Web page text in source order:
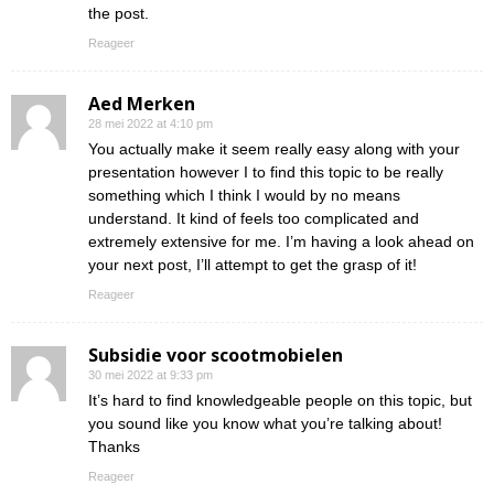
the post.
Reageer
Aed Merken
28 mei 2022 at 4:10 pm
You actually make it seem really easy along with your
presentation however I to find this topic to be really
something which I think I would by no means
understand. It kind of feels too complicated and
extremely extensive for me. I’m having a look ahead on
your next post, I’ll attempt to get the grasp of it!
Reageer
Subsidie voor scootmobielen
30 mei 2022 at 9:33 pm
It’s hard to find knowledgeable people on this topic, but
you sound like you know what you’re talking about!
Thanks
Reageer